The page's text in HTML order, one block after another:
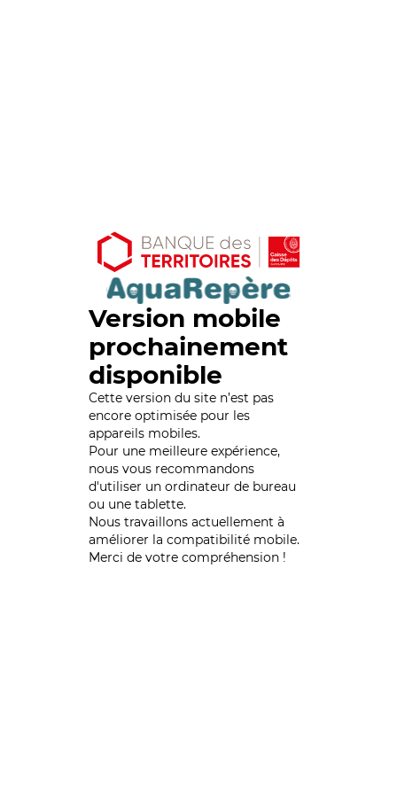
Version mobile
prochainement
disponible
Cette version du site n’est pas
encore optimisée pour les
appareils mobiles.
Pour une meilleure expérience,
nous vous recommandons
d'utiliser un ordinateur de bureau
ou une tablette.
Nous travaillons actuellement à
améliorer la compatibilité mobile.
Merci de votre compréhension !